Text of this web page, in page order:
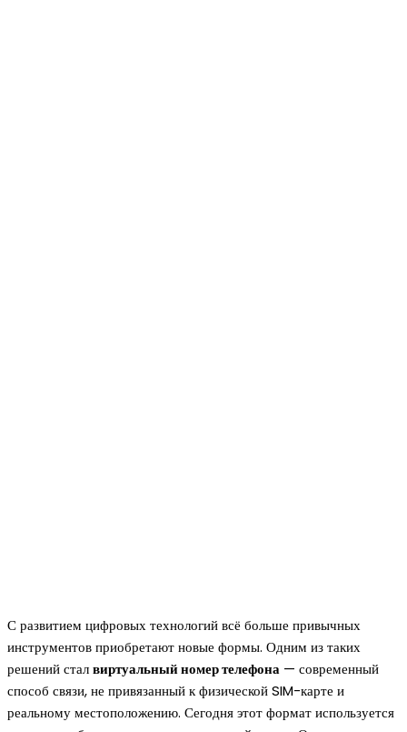
С развитием цифровых технологий всё больше привычных
инструментов приобретают новые формы. Одним из таких
решений сталвиртуальный номер телефона — современный
способ связи, не привязанный к физической SIM-карте и
реальному местоположению. Сегодня этот формат используется